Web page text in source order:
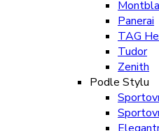
Panerai
TAG
Tudor
Zenith
Podle Stylu